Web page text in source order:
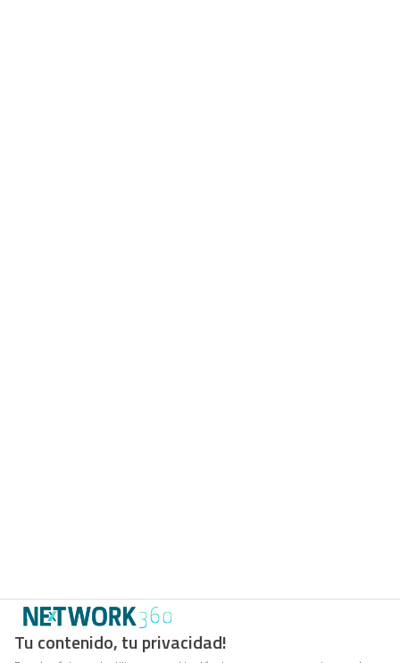
Tu contenido, tu privacidad!